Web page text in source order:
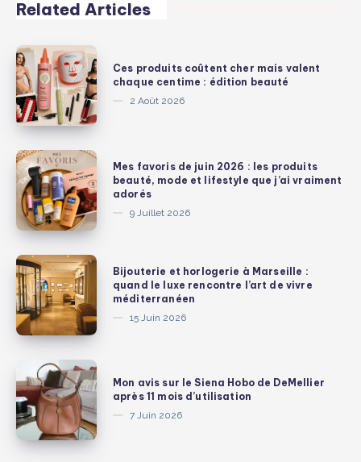
Related Articles
Ces
produits
coûtent
cher
mais
valent
chaque
centime
édition
beauté
Ces produits coûtent cher mais valent
chaque centime : édition beauté
2 Août 2026
Mes
favoris
de
juin
2026
:
les
produits
beauté,
mode
lifestyle
que
j’ai
vraiment
Mes favoris de juin 2026 : les produits
beauté, mode et lifestyle que j’ai vraiment
adorés
9 Juillet 2026
Bijouterie
et
horlogerie
à
Marseille
quand
le
luxe
rencontre
Bijouterie et horlogerie à Marseille :
quand le luxe rencontre l’art de vivre
méditerranéen
15 Juin 2026
Mon
avis
sur
le
Siena
Mon avis sur le Siena Hobo de DeMellier
après 11 mois d’utilisation
7 Juin 2026